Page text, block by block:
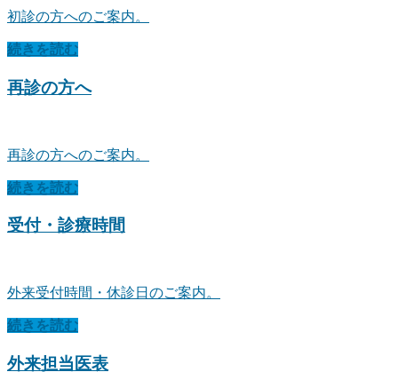
初診の方へのご案内。
続きを読む
再診の方へ
再診の方へのご案内。
続きを読む
受付・診療時間
外来受付時間・休診日のご案内。
続きを読む
外来担当医表